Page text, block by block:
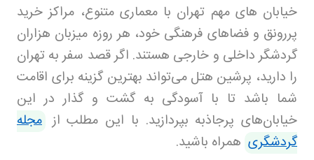
خیابان های مهم تهران با معماری متنوع، مراکز خرید
پررونق و فضاهای فرهنگی خود، هر روزه میزبان هزاران
گردشگر داخلی و خارجی هستند. اگر قصد سفر به تهران
را دارید، پرشین هتلمی‌تواند بهترین گزینه برای اقامت
شما باشد تا با آسودگی به گشت و گذار در این
خیابان‌های پرجاذبه بپردازید. با این مطلب از مجله
گردشگری همراه باشید.